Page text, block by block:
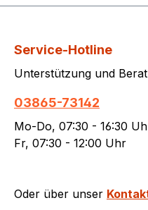
Service-Hotline
Unterstützung und
03865-73142
Mo-Do, 07:30 - 16:30
Fr, 07:30 - 12:00 Uhr
Oder über unser